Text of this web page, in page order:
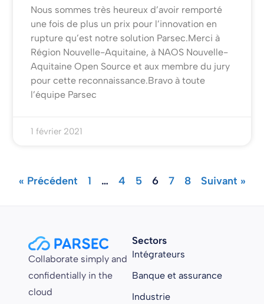
Nous sommes très heureux d’avoir remporté
une fois de plus un prix pour l’innovation en
rupture qu’est notre solution Parsec.Merci à
Région Nouvelle-Aquitaine, à NAOS Nouvelle-
Aquitaine Open Source et aux membre du jury
pour cette reconnaissance.Bravo à toute
l’équipe Parsec
1 février 2021
« Précédent 1 … 4 5 6 7 8 Suivant »
Collaborate simply and
confidentially in the
cloud
Sectors
Intégrateurs
Banque et assurance
Industrie